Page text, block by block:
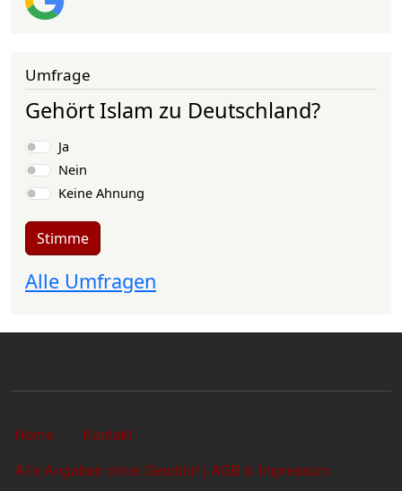
Umfrage
Gehört Islam zu Deutschland?
Auswahlmöglichkeiten
Ja
Nein
Keine Ahnung
Stimme
Alle Umfragen
Sekundärlinks
Home
Kontakt
Alle Angaben ohne Gewähr! | AGB & Impressum